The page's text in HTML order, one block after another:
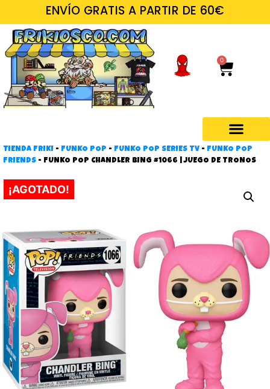
ENVÍO GRATIS A PARTIR DE 60€
0
TIENDA FRIKI - FUNKO POP - FUNKO POP SERIES TV - FUNKO POP
FRIENDS - FUNKO POP CHANDLER BING #1066 | JUEGO DE TRONOS
¡AGOTADO!